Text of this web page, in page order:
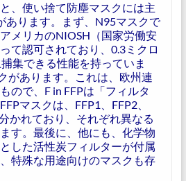
、使い捨て防塵マスクには主
あります。まず、N95マスクで
メリカのNIOSH（国家労働安
て認可されており、0.3ミクロ
集できる性能を持っていま
があります。これは、欧州連
ので、F in FFPは「フィルタ
マスクは、FFP1、FFP2、
かれており、それぞれ異なる
す。最後に、他にも、化学物
した活性炭フィルターが付属
特殊な用途向けのマスクも存